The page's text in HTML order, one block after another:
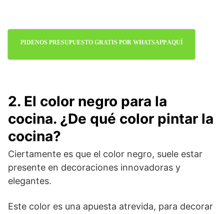
PIDENOS PRESUPUESTO GRATIS POR WHATSAPP AQUÍ
2. El color negro para la
cocina. ¿De qué color pintar la
cocina?
Ciertamente es que el color negro, suele estar
presente en decoraciones innovadoras y
elegantes.
Este color es una apuesta atrevida, para decorar